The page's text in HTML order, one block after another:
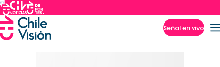
Señal en vivo